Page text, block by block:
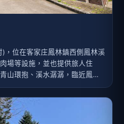
，位在客家庄鳳林鎮西側鳳林溪
場等設施，並也提供旅人住
山環抱、溪水潺潺，臨近鳳凰
趟自然生態旅遊。鳳凰山莊原
清澈甘甜，並擁有原始的自然
跟著標示往山邊前進，可以看
銀絲帶般懸掛於10公尺高的山